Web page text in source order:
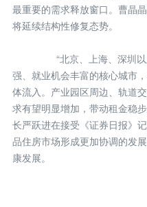
最重要的需求释放窗口。曹晶
将延续结构性修复态势。
“北京、上海、深圳以
强、就业机会丰富的核心城市
体流入。产业园区周边、轨道
求有望明显增加，带动租金稳
长严跃进在接受《证券日报》
品住房市场形成更加协调的发
康发展。